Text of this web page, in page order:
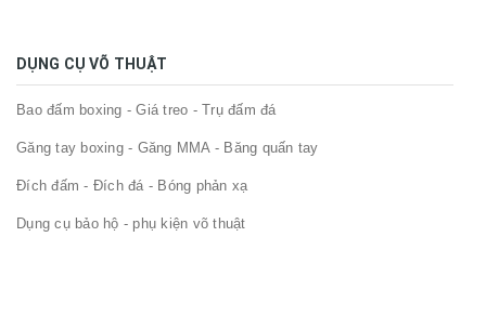
DỤNG CỤ VÕ THUẬT
Bao đấm boxing - Giá treo - Trụ đấm đá
Găng tay boxing - Găng MMA - Băng quấn tay
Đích đấm - Đích đá - Bóng phản xạ
Dụng cụ bảo hộ - phụ kiện võ thuật